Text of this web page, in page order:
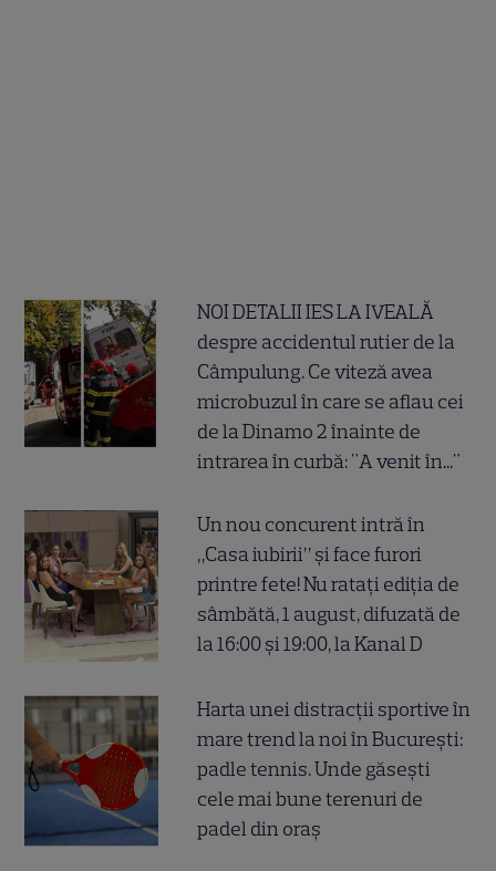
NOI DETALII IES LA IVEALĂ
despre accidentul rutier de la
Câmpulung. Ce viteză avea
microbuzul în care se aflau cei
de la Dinamo 2 înainte de
intrarea în curbă: "A venit în..."
Un nou concurent intră în
„Casa iubirii” și face furori
printre fete! Nu ratați ediția de
sâmbătă, 1 august, difuzată de
la 16:00 și 19:00, la Kanal D
Harta unei distracții sportive în
mare trend la noi în București:
padle tennis. Unde găsești
cele mai bune terenuri de
padel din oraș